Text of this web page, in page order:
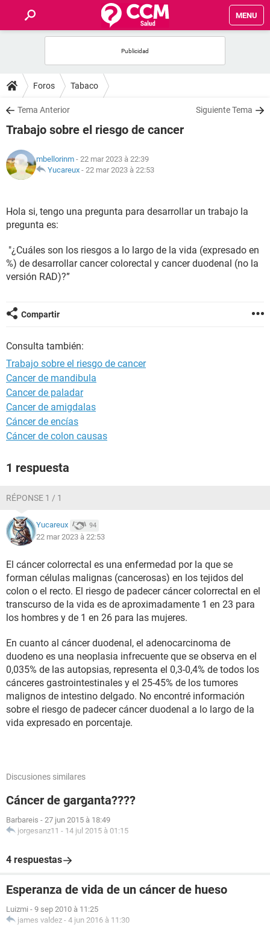
MENU
FORUMS
SALUD
FAMILIA
NUTRICIÓN
SEXUALIDAD
GLOSARIO
Foros Tabaco
Tema Anterior Siguiente Tema
Trabajo sobre el riesgo de cancer
mbellorinm - 22 mar 2023 à 22:39
Yucareux - 22 mar 2023 à 22:53
Hola si, tengo una pregunta para desarrollar un trabajo la
pregunta es:
"¿Cuáles son los riesgos a lo largo de la vida (expresado en
%) de desarrollar cancer colorectal y cancer duodenal (no la
versión RAD)?”
Compartir
Consulta también:
Trabajo sobre el riesgo de cancer
Cancer de mandibula
Cancer de paladar
Cancer de amigdalas
Cáncer de encías
Cáncer de colon causas
1 respuesta
RÉPONSE 1 / 1
Yucareux 94
22 mar 2023 à 22:53
El cáncer colorrectal es una enfermedad por la que se
forman células malignas (cancerosas) en los tejidos del
colon o el recto. El riesgo de padecer cáncer colorrectal en el
transcurso de la vida es de aproximadamente 1 en 23 para
los hombres y de 1 en 26 para las mujeres.
En cuanto al cáncer duodenal, el adenocarcinoma de
duodeno es una neoplasia infrecuente que se observa en el
0,035% de las autopsias, representa el 0,3-0,4% de todos los
cánceres gastrointestinales y el 25-45% de los tumores
malignos de intestino delgado. No encontré información
sobre el riesgo de padecer cáncer duodenal a lo largo de la
vida expresado en porcentaje.
Discusiones similares
Cáncer de garganta????
Barbareis - 27 jun 2015 à 18:49
jorgesanz11 - 14 jul 2015 à 01:15
4 respuestas
Esperanza de vida de un cáncer de hueso
Luizmi - 9 sep 2010 à 11:25
james valdez - 4 jun 2016 à 11:30